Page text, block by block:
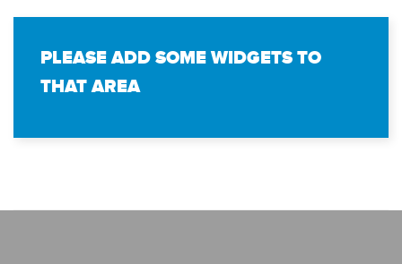
PLEASE ADD SOME WIDGETS TO
THAT AREA